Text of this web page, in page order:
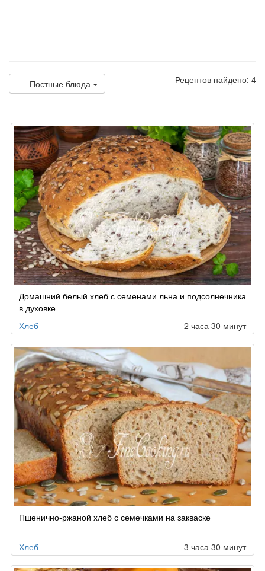
Постные блюда Рецептов найдено: 4
Домашний белый хлеб с семенами льна и подсолнечника
в духовке
Хлеб
2 часа 30 минут
Пшенично-ржаной хлеб с семечками на закваске
Хлеб 3 часа 30 минут